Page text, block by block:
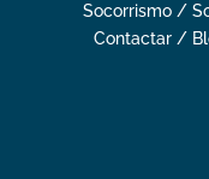
Socorrismo/
Contactar /